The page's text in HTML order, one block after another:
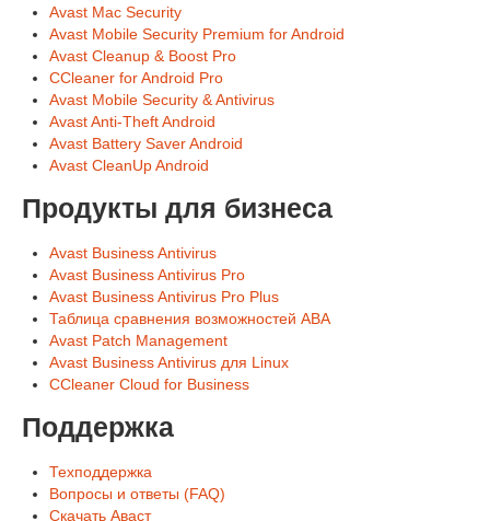
Avast Mac Security
Avast Mobile Security Premium for Android
Avast Cleanup & Boost Pro
CCleaner for Android Pro
Avast Mobile Security & Antivirus
Avast Anti-Theft Android
Avast Battery Saver Android
Avast CleanUp Android
Продукты для бизнеса
Avast Business Antivirus
Avast Business Antivirus Pro
Avast Business Antivirus Pro Plus
Таблица сравнения возможностей ABA
Avast Patch Management
Avast Business Antivirus для Linux
CCleaner Cloud for Business
Поддержка
Техподдержка
Вопросы и ответы (FAQ)
Скачать Аваст